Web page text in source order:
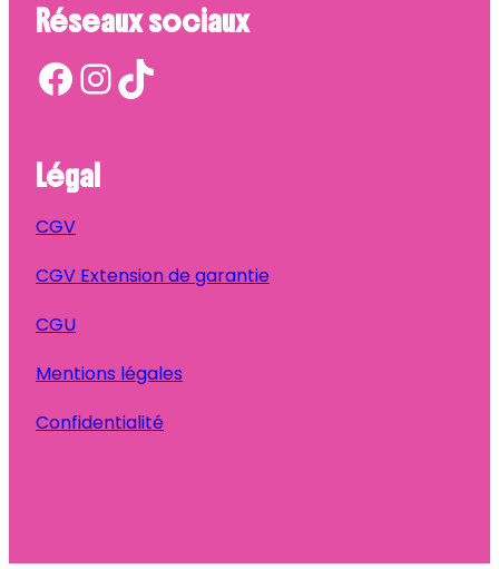
Réseaux sociaux
Facebook InstagramTikTok
Légal
CGV
CGV Extension de garantie
CGU
Mentions légales
Confidentialité